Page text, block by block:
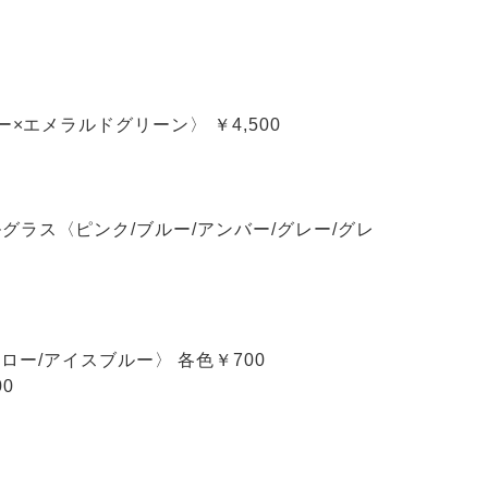
×エメラルドグリーン〉 ￥4,500
ラス〈ピンク/ブルー/アンバー/グレー/グレ
ー/アイスブルー〉 各色￥700